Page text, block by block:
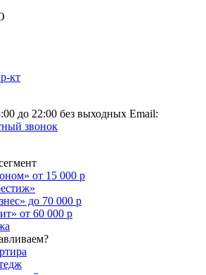
кт
до 22:00 без выходных Email:
звонок
от 15 000 р
до 70 000 р
от 60 000 р